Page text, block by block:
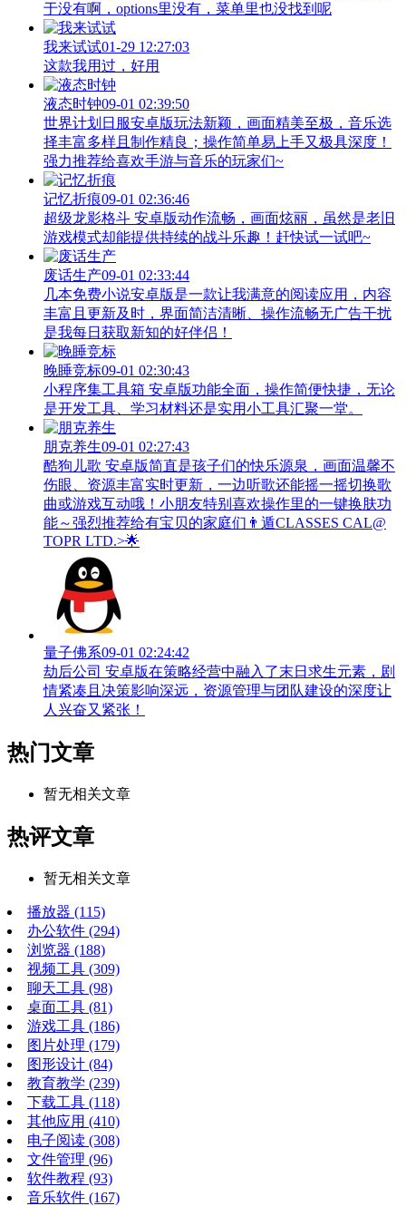
于没有啊，options里没有，菜单里也没找到呢
我来试试01-29 12:27:03
这款我用过，好用
液态时钟09-01 02:39:50
世界计划日服安卓版玩法新颖，画面精美至极，音乐选
择丰富多样且制作精良；操作简单易上手又极具深度！
强力推荐给喜欢手游与音乐的玩家们~
记忆折痕09-01 02:36:46
超级龙影格斗 安卓版动作流畅，画面炫丽，虽然是老旧
游戏模式却能提供持续的战斗乐趣！赶快试一试吧~
废话生产09-01 02:33:44
几本免费小说安卓版是一款让我满意的阅读应用，内容
丰富且更新及时，界面简洁清晰、操作流畅无广告干扰
是我每日获取新知的好伴侣！
晚睡竞标09-01 02:30:43
小程序集工具箱 安卓版功能全面，操作简便快捷，无论
是开发工具、学习材料还是实用小工具汇聚一堂。
朋克养生09-01 02:27:43
酷狗儿歌 安卓版简直是孩子们的快乐源泉，画面温馨不
伤眼、资源丰富实时更新，一边听歌还能摇一摇切换歌
曲或游戏互动哦！小朋友特别喜欢操作里的一键换肤功
能～强烈推荐给有宝贝的家庭们👨‍遁️CLASSES CAL@
TOPR LTD.>🌟
量子佛系09-01 02:24:42
劫后公司 安卓版在策略经营中融入了末日求生元素，剧
情紧凑且决策影响深远，资源管理与团队建设的深度让
人兴奋又紧张！
热门文章
暂无相关文章
热评文章
暂无相关文章
播放器 (115)
办公软件 (294)
浏览器 (188)
视频工具 (309)
聊天工具 (98)
桌面工具 (81)
游戏工具 (186)
图片处理 (179)
图形设计 (84)
教育教学 (239)
下载工具 (118)
其他应用 (410)
电子阅读 (308)
文件管理 (96)
软件教程 (93)
音乐软件 (167)